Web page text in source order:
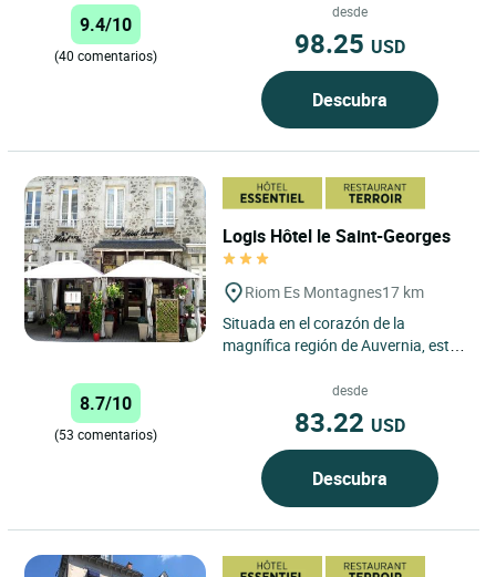
9.4/10
(40 comentarios)
desde
98.25 USD
Descubra
Logis Hôtel le Saint-Georges
Riom Es Montagnes17 km
Situada en el corazón de la
magnífica región de Auvernia, esta
Riom es Montagnes...
8.7/10
(53 comentarios)
desde
83.22 USD
Descubra